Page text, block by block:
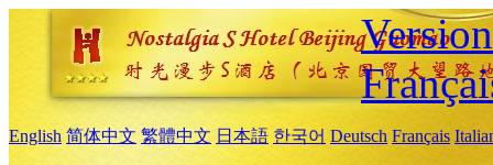
English 简体中文 繁體中文 日本語 한국어 Deutsch Français